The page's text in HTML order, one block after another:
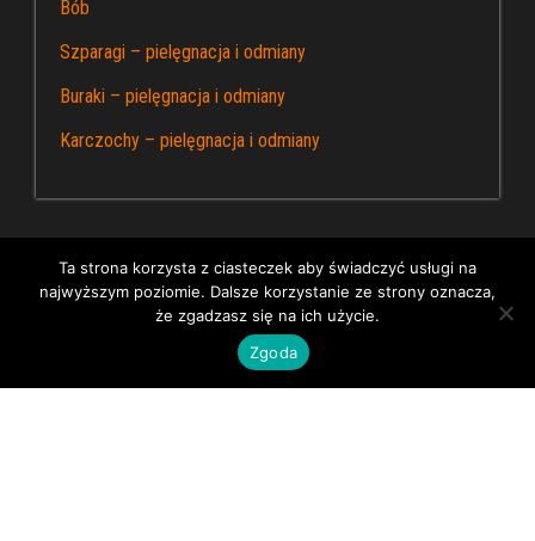
Bób
Szparagi – pielęgnacja i odmiany
Buraki – pielęgnacja i odmiany
Karczochy – pielęgnacja i odmiany
Dumnie wspierane przez WordPress|Kapusta – blog
ogrodniczy
Ta strona korzysta z ciasteczek aby świadczyć usługi na
najwyższym poziomie. Dalsze korzystanie ze strony oznacza,
że zgadzasz się na ich użycie.
Zgoda